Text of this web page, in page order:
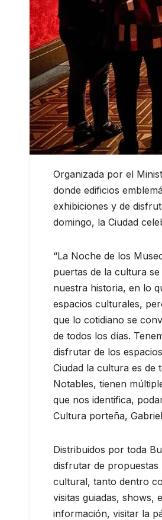
Organizada por el
donde edificios
exhibiciones y de
domingo, la Ciudad
“La Noche de los
puertas de la cultura
nuestra historia, en lo
espacios culturales,
que lo cotidiano se
de todos los días.
disfrutar de los
Ciudad la cultura es de
Notables, tienen
que nos identifica,
Cultura porteña,
Distribuidos por toda
disfrutar de propuestas
cultural, tanto dentro
visitas guiadas, shows,
información, visitar la